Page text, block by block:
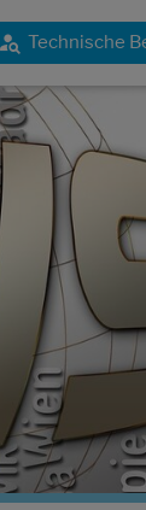
Technische